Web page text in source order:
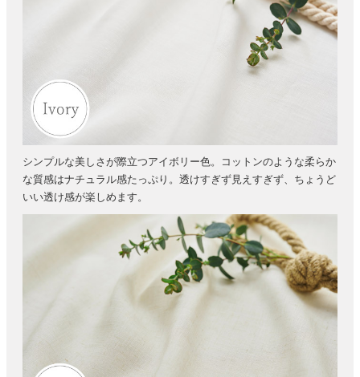
シンプルな美しさが際立つアイボリー色。コットンのような柔らか
な質感はナチュラル感たっぷり。透けすぎず見えすぎず、ちょうど
いい透け感が楽しめます。